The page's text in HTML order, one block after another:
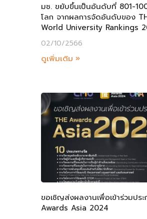
มช. ขยับขึ้นเป็นอันดับที่ 801-
โลก จากผลการจัดอันดับของ
World University Rankings
02/10/2566
ดูเพิ่มเติม »
ขอเชิญส่งผลงานเพื่อเข้าร่วมปร
Awards Asia 2024